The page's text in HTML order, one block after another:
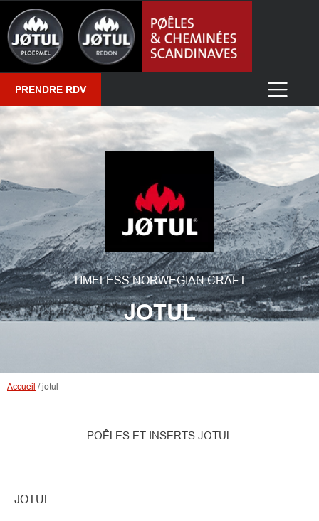
PRENDRE RDV
TIMELESS NORWEGIAN CRAFT
JOTUL
Accueil / jotul
POÊLES ET INSERTS JOTUL
JOTUL